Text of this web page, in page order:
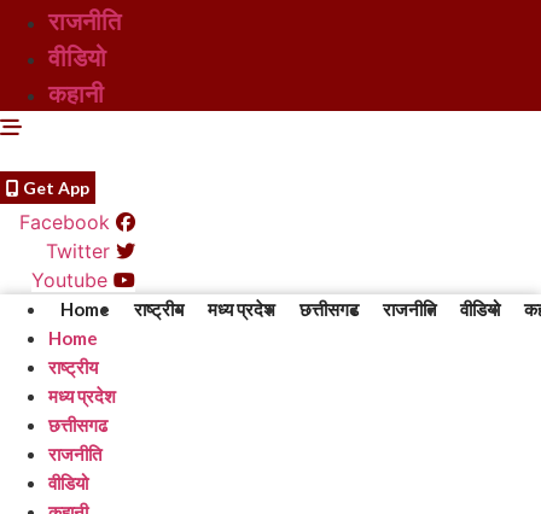
राजनीति
वीडियो
कहानी
Get App
Facebook
Twitter
Youtube
Home राष्ट्रीय मध्य प्रदेश छत्तीसगढ राजनीति वीडियो
Home
राष्ट्रीय
मध्य प्रदेश
छत्तीसगढ
राजनीति
वीडियो